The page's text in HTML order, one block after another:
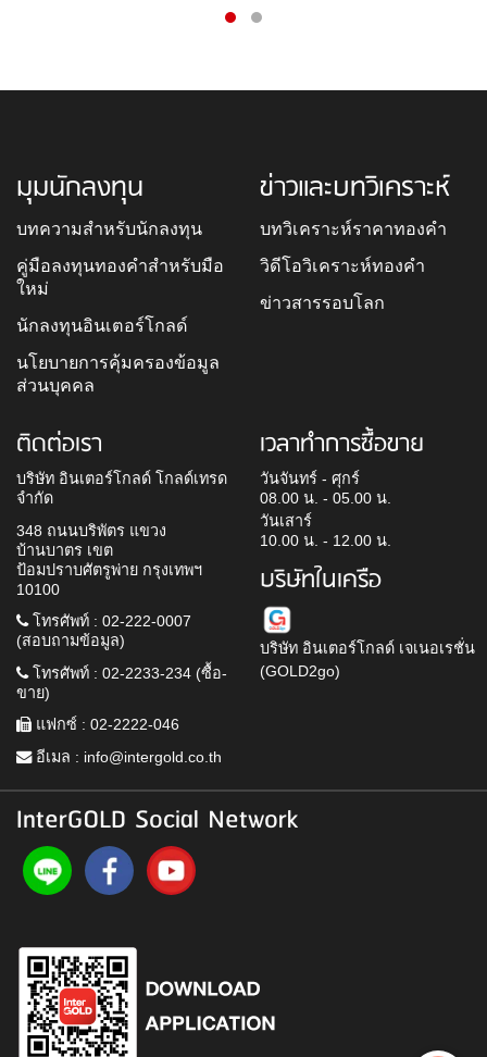
มุมนักลงทุน
บทความสำหรับนักลงทุน
คู่มือลงทุนทองคำสำหรับมือ
ใหม่
นักลงทุนอินเตอร์โกลด์
นโยบายการคุ้มครองข้อมูล
ส่วนบุคคล
ข่าวและบทวิเคราะห์
บทวิเคราะห์ราคาทองคำ
วิดีโอวิเคราะห์ทองคำ
ข่าวสารรอบโลก
ติดต่อเรา
บริษัท อินเตอร์โกลด์ โกลด์เทรด
จำกัด
348 ถนนบริพัตร แขวง
บ้านบาตร เขต
ป้อมปราบศัตรูพ่าย กรุงเทพฯ
10100
โทรศัพท์ : 02-222-0007
(สอบถามข้อมูล)
โทรศัพท์ : 02-2233-234 (ซื้อ-
ขาย)
แฟกซ์ : 02-2222-046
อีเมล : info@intergold.co.th
เวลาทำการซื้อขาย
วันจันทร์ - ศุกร์
08.00 น. - 05.00 น.
วันเสาร์
10.00 น. - 12.00 น.
บริษัทในเครือ
บริษัท อินเตอร์โกลด์ เจเนอเรชั่น
(GOLD2go)
InterGOLD Social Network